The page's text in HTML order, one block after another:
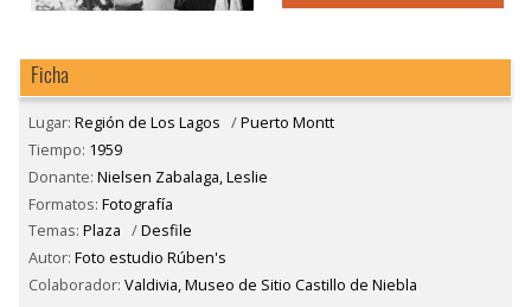
Ficha
Lugar: Región de Los Lagos /Puerto Montt
Tiempo: 1959
Donante: Nielsen Zabalaga, Leslie
Formatos: Fotografía
Temas: Plaza /Desfile
Autor: Foto estudio Rúben's
Colaborador: Valdivia, Museo de Sitio Castillo de Niebla